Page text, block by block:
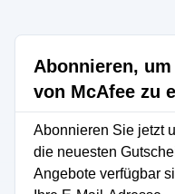
Abonnieren,
von McAfee zu
Abonnieren Sie jetzt
die neuesten
Angebote verfügbar